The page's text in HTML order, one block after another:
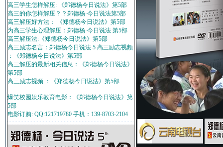
高三学生怎样解压: 《郑德杨今日说法》第5部
高三的你怎样解压？？郑德杨·今日说法第5部
高三解压好方法： 《郑德杨今日说法》第5部
为高三学生心理解压：郑德杨·今日说法 第5部
高三解压法:《郑德杨今日说法》第5部
高三励志名言：郑德杨今日说法 5 高三励志视频
：《郑德杨今日说法》第5部
高三解压的最新相关信息：《郑德杨今日说法》
第5部
高三励志视频 ：《郑德杨今日说法》第5部
爆笑校园娱乐教育电影：《郑德杨今日说法》第
5部
电影订购: QQ:121719780 手机：139-8703-2104